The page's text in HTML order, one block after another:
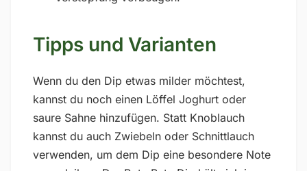
Tipps und Varianten
Wenn du den Dip etwas milder möchtest,
kannst du noch einen Löffel Joghurt oder
saure Sahne hinzufügen. Statt Knoblauch
kannst du auch Zwiebeln oder Schnittlauch
verwenden, um dem Dip eine besondere Note